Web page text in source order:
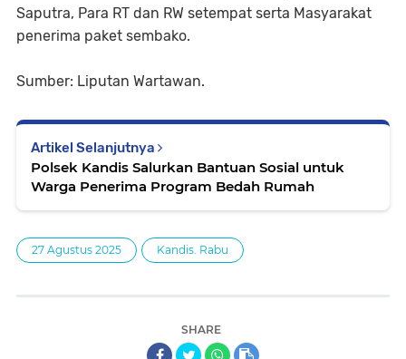
Saputra, Para RT dan RW setempat serta Masyarakat
penerima paket sembako.
Sumber: Liputan Wartawan.
Artikel Selanjutnya
Polsek Kandis Salurkan Bantuan Sosial untuk
Warga Penerima Program Bedah Rumah
27 Agustus 2025 Kandis. Rabu
SHARE